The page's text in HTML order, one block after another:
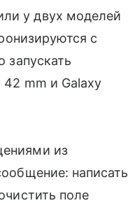
у двух моделей
с
запускать
mm и Galaxy
из
написать
поле